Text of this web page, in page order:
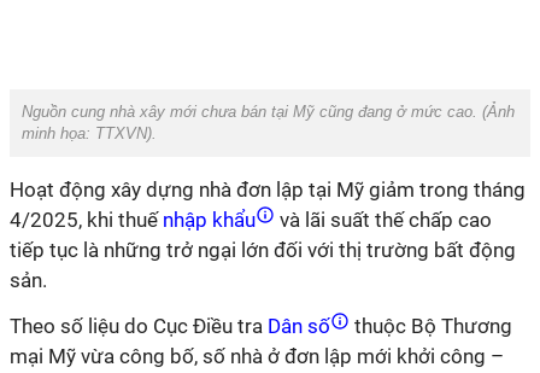
Nguồn cung nhà xây mới chưa bán tại Mỹ cũng đang ở mức cao. (Ảnh
minh họa: TTXVN).
Hoạt động xây dựng nhà đơn lập tại Mỹ giảm trong tháng
4/2025, khi thuếnhập khẩu
và lãi suất thế chấp cao
tiếp tục là những trở ngại lớn đối với thị trường bất động
sản.
Theo số liệu do Cục Điều tra Dân số
thuộc Bộ Thương
mại Mỹ vừa công bố, số nhà ở đơn lập mới khởi công –